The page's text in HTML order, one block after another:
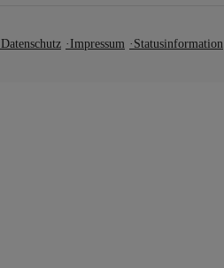
Datenschutz Impressum Statusinformation